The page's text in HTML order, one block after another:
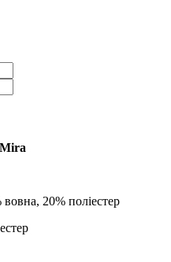
вовна, 20% поліестер